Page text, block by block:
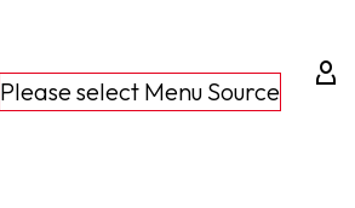
Please select Menu Source